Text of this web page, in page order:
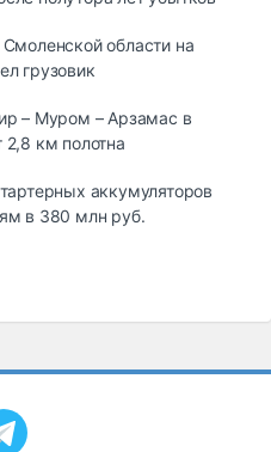
области на
грузовик
– Муром – Арзамас в
2,8 км полотна
аккумуляторов
в 380 млн руб.